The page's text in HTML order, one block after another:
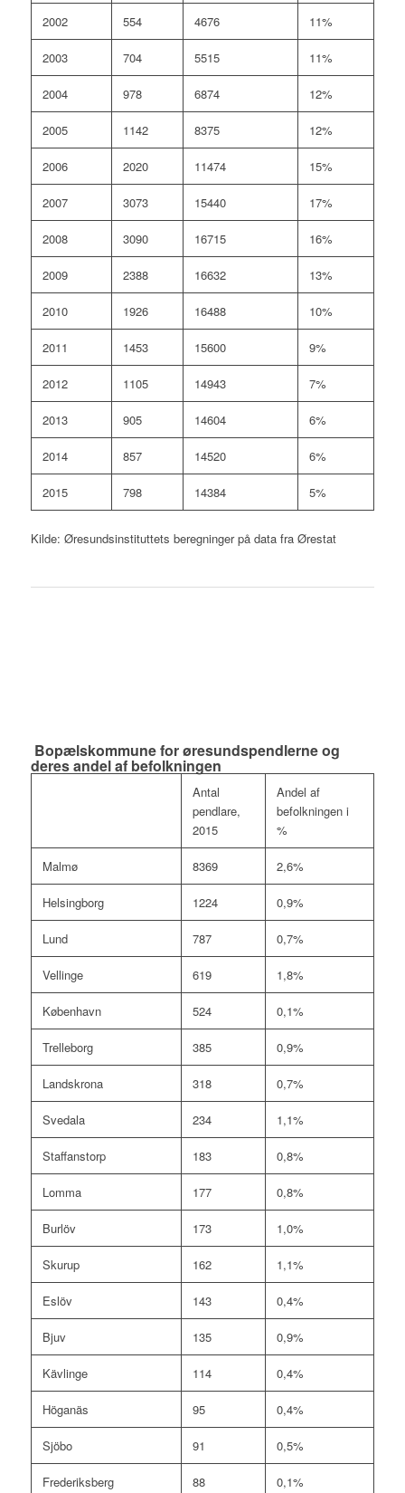
2002 554 4676 11%
2003 704 5515 11%
2004 978 6874 12%
2005 1142 8375 12%
2006 2020 11474 15%
2007 3073 15440 17%
2008 3090 16715 16%
2009 2388 16632 13%
2010 1926 16488 10%
2011 1453 15600 9%
2012 1105 14943 7%
2013 905 14604 6%
2014 857 14520 6%
2015 798 14384 5%
Kilde: Øresundsinstituttets beregninger på data fra Ørestat
Bopælskommune for øresundspendlerne og
deres andel af befolkningen
Antal
pendlare,
2015
Andel af
befolkningen i
%
Malmø 8369 2,6%
Helsingborg 1224 0,9%
Lund 787 0,7%
Vellinge 619 1,8%
København 524 0,1%
Trelleborg 385 0,9%
Landskrona 318 0,7%
Svedala 234 1,1%
Staffanstorp 183 0,8%
Lomma 177 0,8%
Burlöv 173 1,0%
Skurup 162 1,1%
Eslöv 143 0,4%
Bjuv 135 0,9%
Kävlinge 114 0,4%
Höganäs 95 0,4%
Sjöbo 91 0,5%
Frederiksberg 88 0,1%